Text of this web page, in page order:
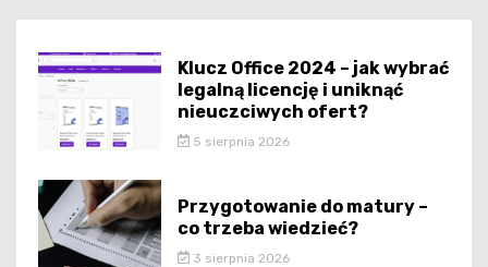
Klucz Office 2024 – jak wybrać
legalną licencję i uniknąć
nieuczciwych ofert?
5 sierpnia 2026
Przygotowanie do matury –
co trzeba wiedzieć?
3 sierpnia 2026